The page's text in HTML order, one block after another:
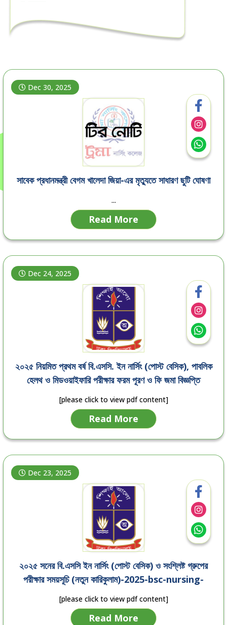
Dec 30, 2025
সাবেক প্রধানমন্ত্রী বেগম খালেদা জিয়া-এর মৃত্যুতে সাধারণ ছুটি ঘোষণা
...
Read More
Dec 24, 2025
২০২৫ নিয়মিত প্রথম বর্ষ বি.এসসি. ইন নার্সিং (পোস্ট বেসিক), পাবলিক
হেলথ ও মিডওয়াইফারি পরীক্ষার ফরম পূরণ ও ফি জমা বিজ্ঞপ্তি
[please click to view pdf content]
Read More
Dec 23, 2025
২০২৫ সনের বি.এসসি ইন নার্সিং (পোস্ট বেসিক) ও সংশ্লিষ্ট গ্রুপের
পরীক্ষার সময়সূচি (নতুন কারিকুলাম)-2025-bsc-nursing-
post-basic-exam-routine
[please click to view pdf content]
Read More